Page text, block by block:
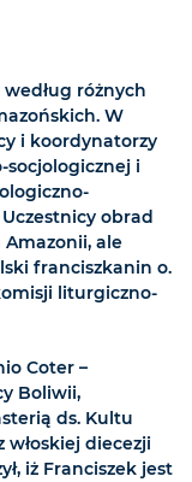
według różnych
W
i koordynatorzy
i
obrad
ale
franciszkanin o.
liturgiczno-
Coter –
Boliwii,
ds. Kultu
włoskiej diecezji
iż Franciszek jest